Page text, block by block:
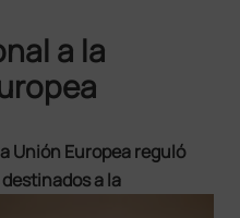
a la
Unión Europea reguló
a la